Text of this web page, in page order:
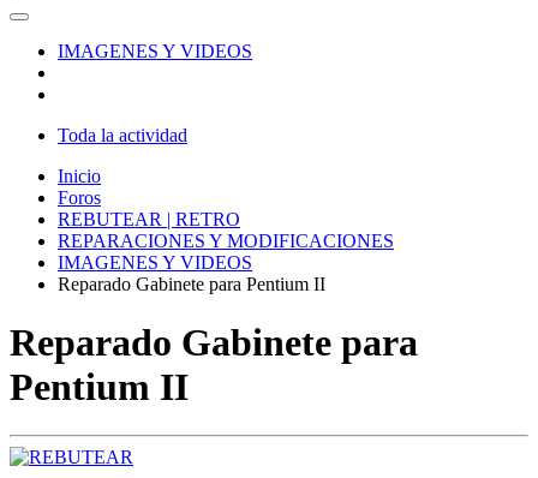
IMAGENES Y VIDEOS
Toda la actividad
Inicio
Foros
REBUTEAR | RETRO
REPARACIONES Y MODIFICACIONES
IMAGENES Y VIDEOS
Reparado Gabinete para Pentium II
Reparado Gabinete para
Pentium II